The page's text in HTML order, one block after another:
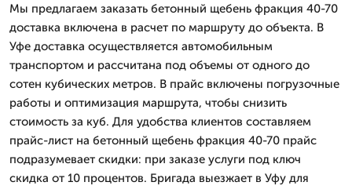
Мы предлагаем заказать бетонный щебень фракция 40-70
доставка включена в расчет по маршруту до объекта. В
Уфе доставка осуществляется автомобильным
транспортом и рассчитана под объемы от одного до
сотен кубических метров. В прайс включены погрузочные
работы и оптимизация маршрута, чтобы снизить
стоимость за куб. Для удобства клиентов составляем
прайс-лист на бетонный щебень фракция 40-70 прайс
подразумевает скидки: при заказе услуги под ключ
скидка от 10 процентов. Бригада выезжает в Уфу для